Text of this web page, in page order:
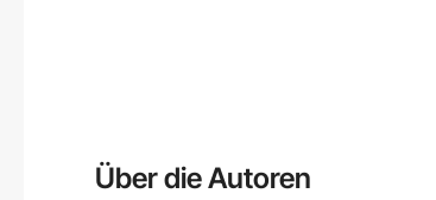
Über die Autoren